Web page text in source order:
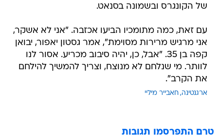
של הקונגרס ובשמונה בסנאט.
עם זאת, כמה מתומכיו הביעו אכזבה. "אני לא אשקר,
אני מרגיש מרירות מסוימת", אמר גסטון יאפור, יבואן
קפה בן 35. "אבל, כן, יהיה סיבוב מכריע. אסור לנו
לוותר. מי שנלחם לא מנוצח, וצריך להמשיך להילחם
את הקרב".
ארגנטינה חאבייר מיליי
טרם התפרסמו תגובות